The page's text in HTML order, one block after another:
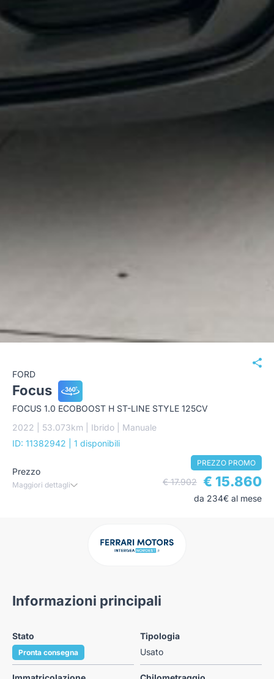
FORD
Focus
FOCUS 1.0 ECOBOOST H ST-LINE STYLE 125CV
2022 | 53.073km | Ibrido | Manuale
ID: 11382942
| 1 disponibili
Prezzo
Maggiori dettagli
PREZZO PROMO
€ 17.902 € 15.860
da 234€ al mese
Informazioni principali
Stato
Pronta consegna
Tipologia
Usato